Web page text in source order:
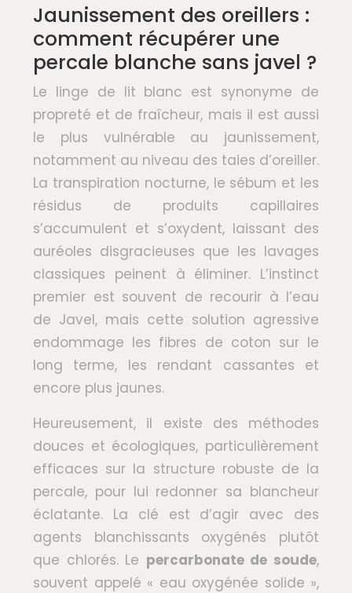
Jaunissement des oreillers :
comment récupérer une
percale blanche sans javel ?
Le linge de lit blanc est synonyme de
propreté et de fraîcheur, mais il est aussi
le plus vulnérable au jaunissement,
notamment au niveau des taies d’oreiller.
La transpiration nocturne, le sébum et les
résidus de produits capillaires
s’accumulent et s’oxydent, laissant des
auréoles disgracieuses que les lavages
classiques peinent à éliminer. L’instinct
premier est souvent de recourir à l’eau
de Javel, mais cette solution agressive
endommage les fibres de coton sur le
long terme, les rendant cassantes et
encore plus jaunes.
Heureusement, il existe des méthodes
douces et écologiques, particulièrement
efficaces sur la structure robuste de la
percale, pour lui redonner sa blancheur
éclatante. La clé est d’agir avec des
agents blanchissants oxygénés plutôt
que chlorés. Le percarbonate de soude,
souvent appelé « eau oxygénée solide »,